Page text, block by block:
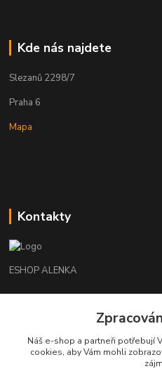
Kde nás najdete
Slezanů 2298/7
Praha 6
Mapa
Kontakty
ESHOP ALENKA
+420602541312
orechovka@inmes.cz
Náš e-shop a partneři potřebují
cookies, aby Vám mohli